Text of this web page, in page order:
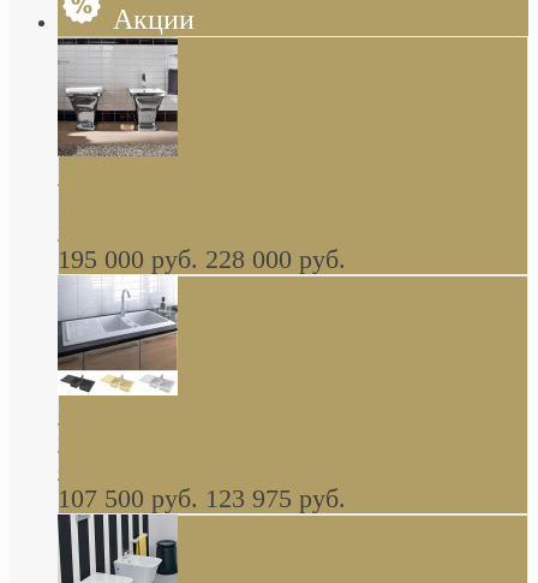
Акции
Butterfly Scarabeo КОМПЛЕКТ санфаянса
глянцевая платина В НАЛИЧИИ
195 000 руб. 228 000 руб.
керамическая мойка 1160 x 510 мм белая,
серая, черная, бежевая В НАЛИЧИИ
107 500 руб. 123 975 руб.